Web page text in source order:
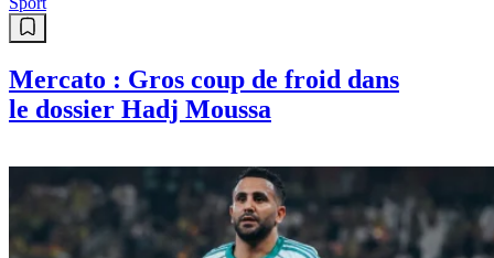
Mercato : Gros coup de froid dans
le dossier Hadj Moussa